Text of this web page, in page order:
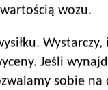
wozu.
Wystarczy,
Jeśli
sobie na